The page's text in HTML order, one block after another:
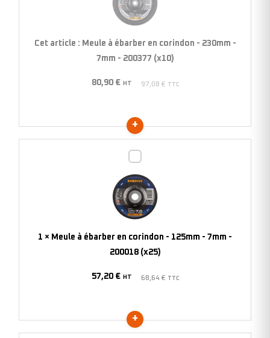
en
corindon
7mm
(x10)
Cet article : Meule à ébarber en corindon - 230mm -
7mm - 200377 (x10)
80,90 € HT 97,08 € TTC
ébarber
en
corindon
125mm
7mm
(x25)
1 × Meule à ébarber en corindon - 125mm - 7mm -
200018 (x25)
57,20 € HT 68,64 € TTC